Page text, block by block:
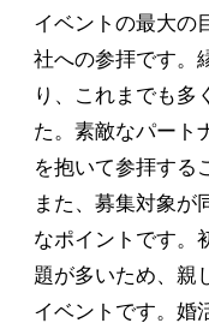
イベントの最大の
社への参拝です。
り、これまでも多
た。素敵なパート
を抱いて参拝する
また、募集対象が
なポイントです。
題が多いため、親
イベントです。婚